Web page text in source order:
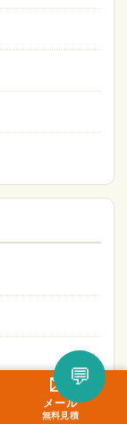
💬 LINE
✉️
メール
無料見積
💬